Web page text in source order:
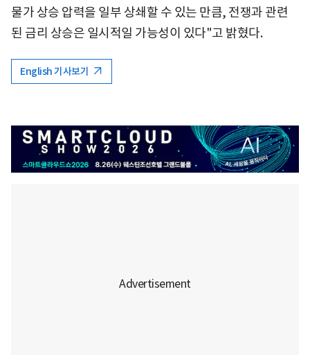
물가 상승 압력을 일부 상쇄할 수 있는 만큼, 전쟁과 관련
된 금리 상승은 일시적일 가능성이 있다"고 밝혔다.
English 기사보기